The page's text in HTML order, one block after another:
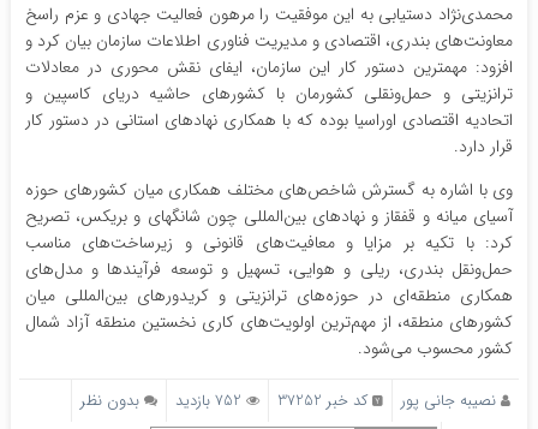
محمدی‌نژاد دستیابی به این موفقیت را مرهون فعالیت جهادی و عزم راسخ
معاونت‌های بندری، اقتصادی و مدیریت فناوری اطلاعات سازمان بیان کرد و
افزود: مهمترین دستور کار این سازمان، ایفای نقش محوری در معادلات
ترانزیتی و حمل‌ونقلی کشورمان با کشورهای حاشیه دریای کاسپین و
اتحادیه اقتصادی اوراسیا بوده که با همکاری نهادهای استانی در دستور کار
قرار دارد.
وی با اشاره به گسترش شاخص‌های مختلف همکاری میان کشورهای حوزه
آسیای میانه و قفقاز و نهادهای بین‌المللی چون شانگهای و بریکس، تصریح
کرد: با تکیه بر مزایا و معافیت‌های قانونی و زیرساخت‌های مناسب
حمل‌ونقل بندری، ریلی و هوایی، تسهیل و توسعه فرآیندها و مدل‌های
همکاری منطقه‌ای در حوزه‌های ترانزیتی و کریدورهای بین‌المللی میان
کشورهای منطقه، از مهم‌ترین اولویت‌های کاری نخستین منطقه آزاد شمال
کشور محسوب می‌شود.
نصیبه جانی پور کد خبر 37252 752 بازدید
بدون نظر